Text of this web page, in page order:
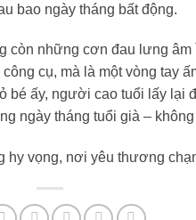
bao ngày tháng bất động.
còn những cơn đau lưng
cụ, mà là một vòng tay
ấy, người cao tuổi lấy lại
ngày tháng tuổi già –
hy vọng, nơi yêu thương